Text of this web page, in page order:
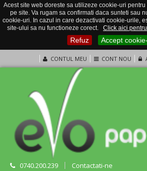
Acest site web doreste sa utilizeze cookie-uri
pe site. Va rugam sa confirmati daca sunteti sau
cookie-uri. In cazul in care dezactivati cookie-urile,
site-ului sa nu functioneze corect.
Click aici
Refuz Accept
CONTUL MEU CONT NOU
0740.200.239 Contactati-ne